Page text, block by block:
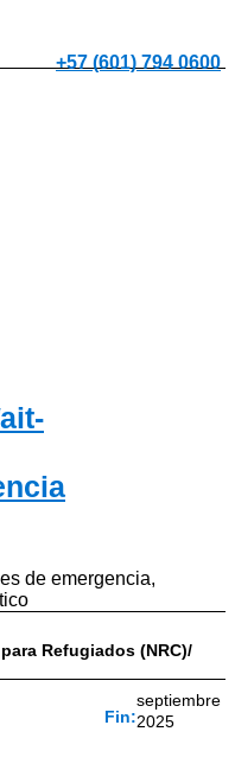
+57 (601) 794 0600
de emergencia,
Refugiados (NRC)/
Fin:
septiembre
2025